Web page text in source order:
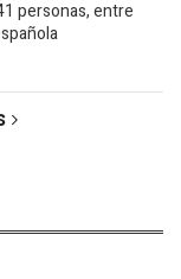
personas, entre